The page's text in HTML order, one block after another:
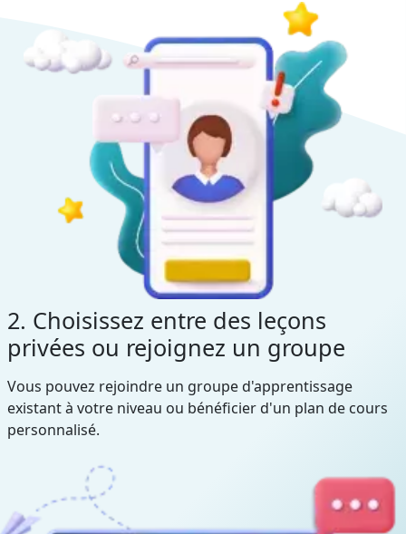
2. Choisissez entre des leçons
privées ou rejoignez un groupe
Vous pouvez rejoindre un groupe d'apprentissage
existant à votre niveau ou bénéficier d'un plan de cours
personnalisé.